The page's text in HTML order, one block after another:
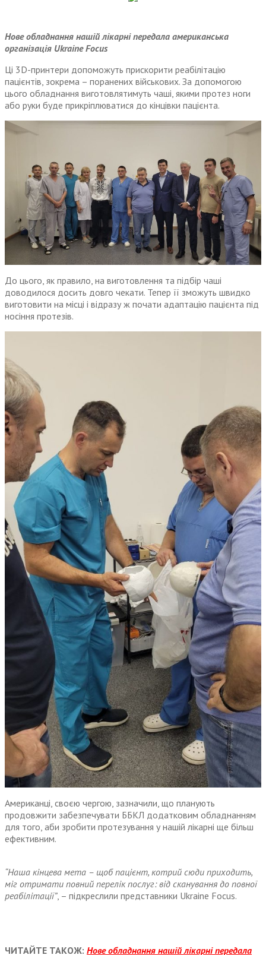
Нове обладнання нашій лікарні передала американська
організація Ukraine Focus
Ці 3D-принтери допоможуть прискорити реабілітацію
пацієнтів, зокрема – поранених військових. За допомогою
цього обладнання виготовлятимуть чаші, якими протез ноги
або руки буде прикріплюватися до кінцівки пацієнта.
До цього, як правило, на виготовлення та підбір чаші
доводилося досить довго чекати. Тепер її зможуть швидко
виготовити на місці і відразу ж почати адаптацію пацієнта під
носіння протезів.
Американці, своєю чергою, зазначили, що планують
продовжити забезпечувати ББКЛ додатковим обладнанням
для того, аби зробити протезування у нашій лікарні ще більш
ефективним.
“Наша кінцева мета – щоб пацієнт, котрий сюди приходить,
міг отримати повний перелік послуг: від сканування до повної
реабілітації”, – підкреслили представники Ukraine Focus.
ЧИТАЙТЕ ТАКОЖ: Нове обладнання нашій лікарні передала